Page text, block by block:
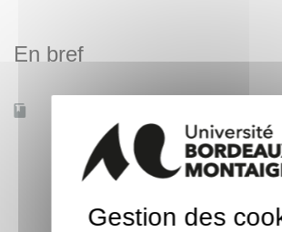
En bref
Gestion des